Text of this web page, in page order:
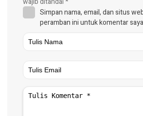
Simpan nama, email, dan situs
peramban ini untuk komentar